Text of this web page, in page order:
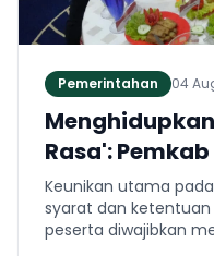
Pemerintahan 04
Rasa':
Keteladanan
Lomba Cipta
Keunikan utama
syarat dan ketentuan
peserta diwajibkan